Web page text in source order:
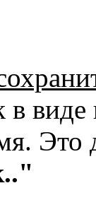
Это